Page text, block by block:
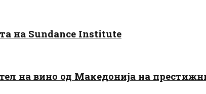
на Sundance Institute
на вино од Македонија на